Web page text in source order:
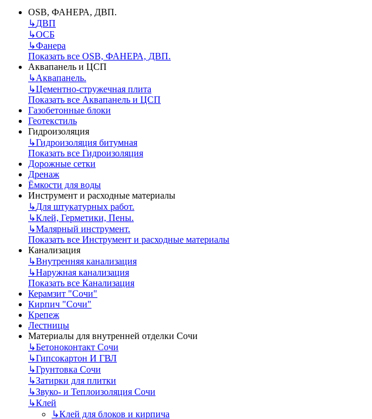
OSB, ФАНЕРА, ДВП.
↳ДВП
↳ОСБ
↳Фанера
Показать все OSB, ФАНЕРА, ДВП.
Аквапанель и ЦСП
↳Аквапанель.
↳Цементно-стружечная плита
Показать все Аквапанель и ЦСП
Газобетонные блоки
Геотекстиль
Гидроизоляция
↳Гидроизоляция битумная
Показать все Гидроизоляция
Дорожные сетки
Дренаж
Ёмкости для воды
Инструмент и расходные материалы
↳Для штукатурных работ.
↳Клей, Герметики, Пены.
↳Малярный инструмент.
Показать все Инструмент и расходные материалы
Канализация
↳Внутренняя канализация
↳Наружная канализация
Показать все Канализация
Керамзит "Сочи"
Кирпич "Сочи"
Крепеж
Лестницы
Материалы для внутренней отделки Сочи
↳Бетоноконтакт Сочи
↳Гипсокартон И ГВЛ
↳Грунтовка Сочи
↳Затирки для плитки
↳Звуко- и Теплоизоляция Сочи
↳Клей
↳Клей для блоков и кирпича